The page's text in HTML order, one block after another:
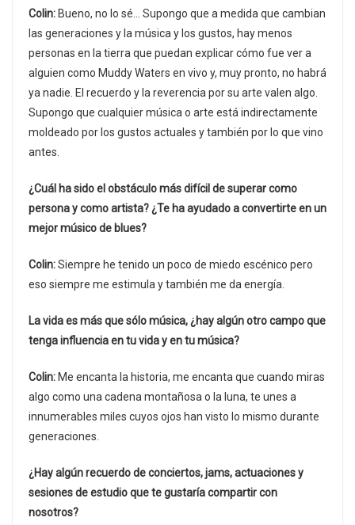
Colin: Bueno, no lo sé… Supongo que a medida que cambian
las generaciones y la música y los gustos, hay menos
personas en la tierra que puedan explicar cómo fue ver a
alguien como Muddy Waters en vivo y, muy pronto, no habrá
ya nadie. El recuerdo y la reverencia por su arte valen algo.
Supongo que cualquier música o arte está indirectamente
moldeado por los gustos actuales y también por lo que vino
antes.
¿Cuál ha sido el obstáculo más difícil de superar como
persona y como artista? ¿Te ha ayudado a convertirte en un
mejor músico de blues?
Colin:Siempre he tenido un poco de miedo escénico pero
eso siempre me estimula y también me da energía.
La vida es más que sólo música, ¿hay algún otro campo que
tenga influencia en tu vida y en tu música?
Colin: Me encanta la historia, me encanta que cuando miras
algo como una cadena montañosa o la luna, te unes a
innumerables miles cuyos ojos han visto lo mismo durante
generaciones.
¿Hay algún recuerdo de conciertos, jams, actuaciones y
sesiones de estudio que te gustaría compartir con
nosotros?